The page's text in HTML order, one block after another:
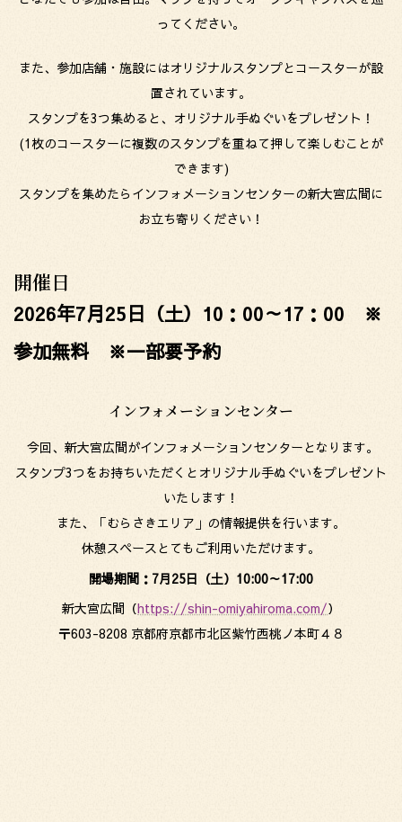
ってください。
また、参加店舗・施設にはオリジナルスタンプとコースターが設
置されています。
スタンプを3つ集めると、オリジナル手ぬぐいをプレゼント！
(1枚のコースターに複数のスタンプを重ねて押して楽しむことが
できます)
スタンプを集めたらインフォメーションセンターの新大宮広間に
お立ち寄りください！
開催日
2026年7月25日（土）10：00～17：00 ※
参加無料 ※一部要予約
インフォメーションセンター
今回、新大宮広間がインフォメーションセンターとなります。
スタンプ3つをお持ちいただくとオリジナル手ぬぐいをプレゼント
いたします！
また、「むらさきエリア」の情報提供を行います。
休憩スペースとてもご利用いただけます。
開場期間：7月25日（土）10:00～17:00
新大宮広間（https://shin-omiyahiroma.com/）
〒603-8208 京都府京都市北区紫竹西桃ノ本町４８